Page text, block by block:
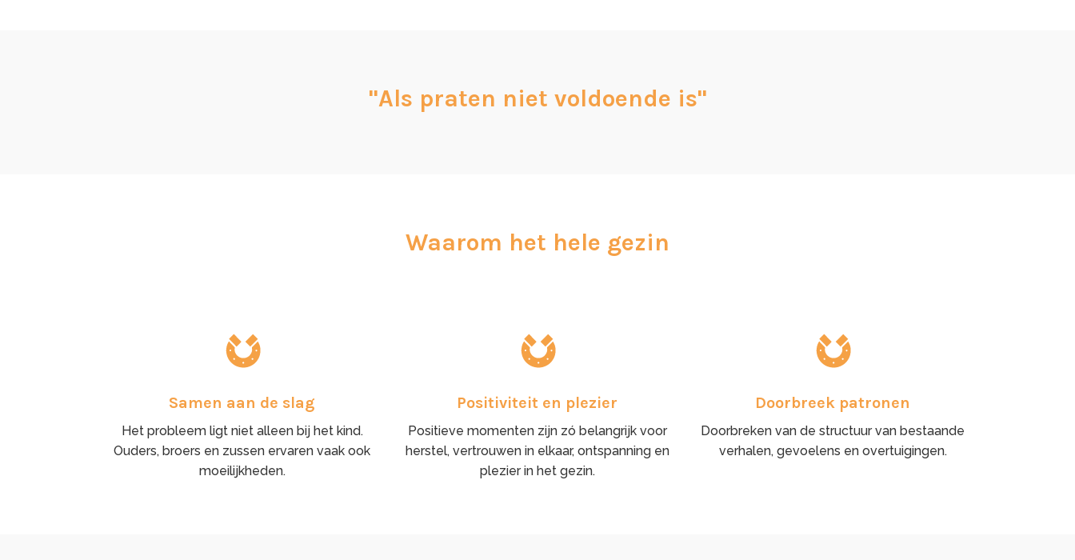
"Als praten niet voldoende is"
Waarom het hele gezin
Samen aan de slag
Het probleem ligt niet alleen bij het kind.
Ouders, broers en zussen ervaren vaak ook
moeilijkheden.
Positiviteit en plezier
Positieve momenten zijn zó belangrijk voor
herstel, vertrouwen in elkaar, ontspanning en
plezier in het gezin.
Doorbreek patronen
Doorbreken van de structuur van bestaande
verhalen, gevoelens en overtuigingen.